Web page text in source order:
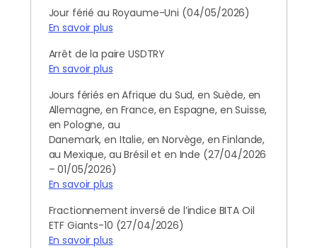
Jour férié au Royaume-Uni (04/05/2026)
En savoir plus
Arrêt de la paire USDTRY
En savoir plus
Jours fériés en Afrique du Sud, en Suède, en
Allemagne, en France, en Espagne, en Suisse,
en Pologne, au
Danemark, en Italie, en Norvège, en Finlande,
au Mexique, au Brésil et en Inde (27/04/2026
– 01/05/2026)
En savoir plus
Fractionnement inversé de l’indice BITA Oil
ETF Giants-10 (27/04/2026)
En savoir plus